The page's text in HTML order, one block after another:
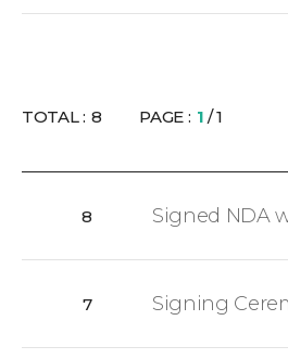
TOTAL : 8 PAGE : 1 / 1
8 Signed NDA
7 Signing